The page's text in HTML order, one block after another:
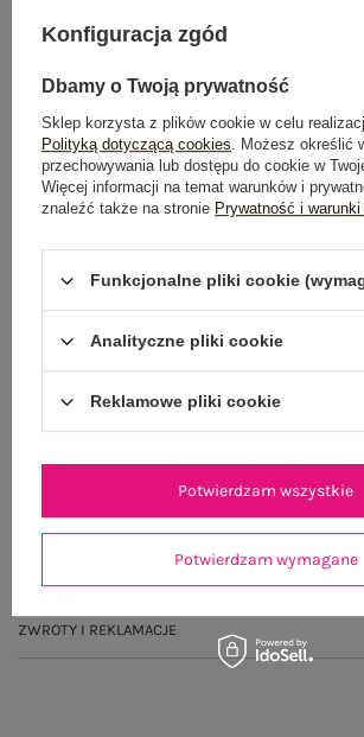
Dostawaod 7,99 zł
Do darmowej dostawy brakuje 200,00 zł
Wysyłkajutro
OPIS PRODUKTU
GŁÓWNE PARAMETRY
OPINIE O PRODUKCIE (0)
ZWROTY I REKLAMACJE
Konfiguracja zgód
Dbamy o Twoją prywatność
Sklep korzysta z plików cookie w celu
Polityką dotyczącą cookies. Możesz określić
przechowywania lub dostępu do cookie w
Więcej informacji na temat warunków i
znaleźć także na stronie Prywatność i
Funkcjonalne pliki cookie
Analityczne pliki cookie
Reklamowe pliki cookie
Potwierdzam wymagane
Potwierdzam wszystkie